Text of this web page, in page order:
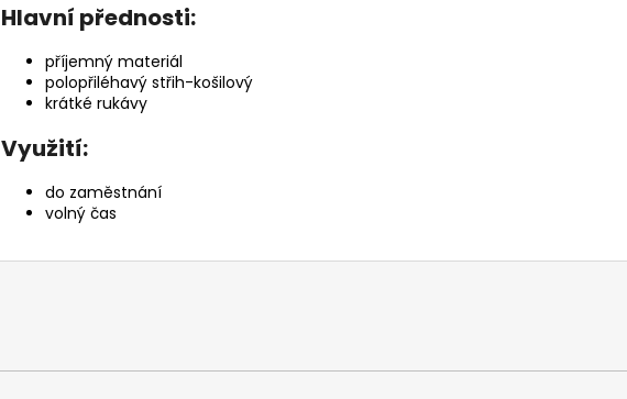
Hlavní přednosti:
příjemný materiál
polopřiléhavý střih-košilový
krátké rukávy
Využití:
do zaměstnání
volný čas